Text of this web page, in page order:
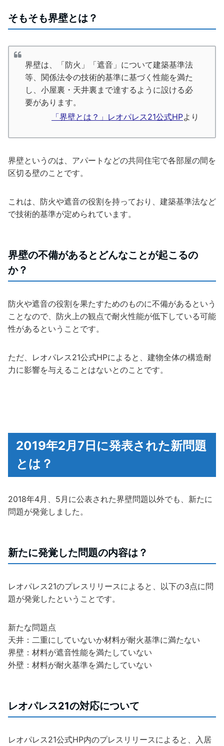
そもそも界壁とは？
界壁は、「防火」「遮音」について建築基準法
等、関係法令の技術的基準に基づく性能を満た
し、小屋裏・天井裏まで達するように設ける必
要があります。
「界壁とは？」レオパレス21公式HPより
界壁というのは、アパートなどの共同住宅で各部屋の間を
区切る壁のことです。
これは、防火や遮音の役割を持っており、建築基準法など
で技術的基準が定められています。
界壁の不備があるとどんなことが起こるの
か？
防火や遮音の役割を果たすためのものに不備があるという
ことなので、防火上の観点で耐火性能が低下している可能
性があるということです。
ただ、レオパレス21公式HPによると、建物全体の構造耐
力に影響を与えることはないとのことです。
2019年2月7日に発表された新問題
とは？
2018年4月、5月に公表された界壁問題以外でも、新たに
問題が発覚しました。
新たに発覚した問題の内容は？
レオパレス21のプレスリリースによると、以下の3点に問
題が発覚したということです。
新たな問題点
天井：二重にしていないか材料が耐火基準に満たない
界壁：材料が遮音性能を満たしていない
外壁：材料が耐火基準を満たしていない
レオパレス21の対応について
レオパレス21公式HP内のプレスリリースによると、入居